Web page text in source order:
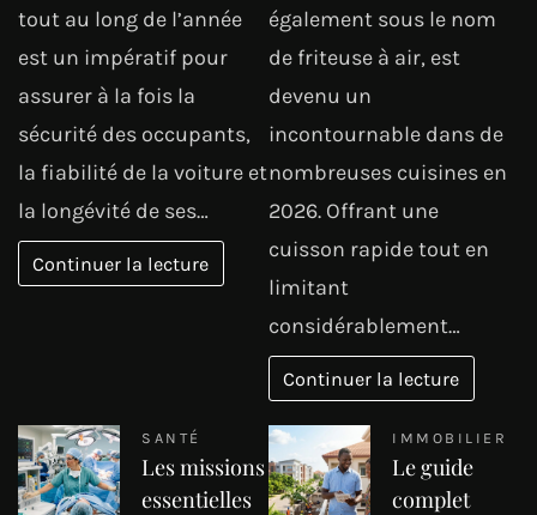
tout au long de l’année
est un impératif pour
assurer à la fois la
sécurité des occupants,
la fiabilité de la voiture et
la longévité de ses…
Continuer la lecture
également sous le nom
de friteuse à air, est
devenu un
incontournable dans de
nombreuses cuisines en
2026. Offrant une
cuisson rapide tout en
limitant
considérablement…
Continuer la lecture
SANTÉ
Les missions
essentielles
IMMOBILIER
Le guide
complet